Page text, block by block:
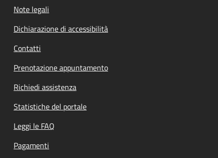
Note legali
Dichiarazione di accessibilità
Contatti
Prenotazione appuntamento
Richiedi assistenza
Statistiche del portale
Leggi le FAQ
Pagamenti